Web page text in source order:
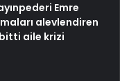
Emre
alevlendiren
aile krizi